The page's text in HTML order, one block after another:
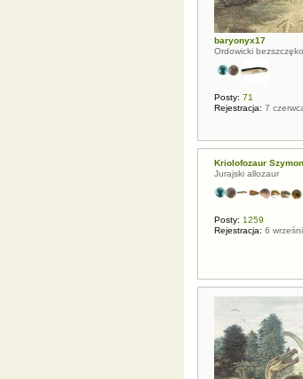
baryonyx17
Ordowicki
Posty: 71
Rejestracja: 7
Kriolofozaur
Jurajski allozaur
Posty: 1259
Rejestracja: 6